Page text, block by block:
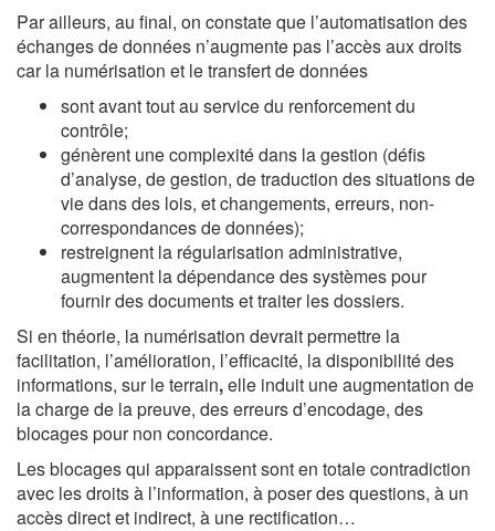
Par ailleurs, au final, on constate que l’automatisation des
échanges de données n’augmente pas l’accès aux droits
car la numérisation et le transfert de données
sont avant tout au service du renforcement du
contrôle;
génèrent une complexité dans la gestion (défis
d’analyse, de gestion, de traduction des situations de
vie dans des lois, et changements, erreurs, non-
correspondances de données);
restreignent la régularisation administrative,
augmentent la dépendance des systèmes pour
fournir des documents et traiter les dossiers.
Si en théorie, la numérisation devrait permettre la
facilitation, l’amélioration, l’efficacité, la disponibilité des
informations, sur le terrain,elle induit une augmentation de
la charge de la preuve, des erreurs d’encodage, des
blocages pour non concordance.
Les blocages qui apparaissent sont en totale contradiction
avec les droits à l’information, à poser des questions, à un
accès direct et indirect, à une rectification…